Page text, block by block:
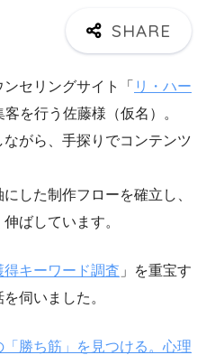
セリングサイト「 リ・ハー
を行う佐藤様（仮名）。
がら、手探りでコンテンツ
した制作フローを確立し、
ばしています。
得キーワード調査 」を重宝す
伺いました。